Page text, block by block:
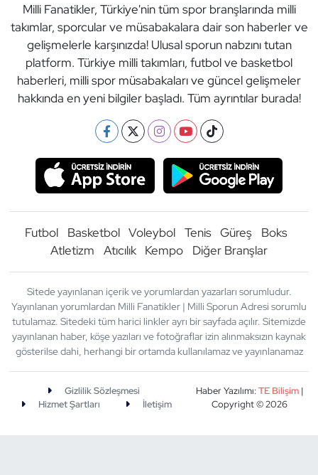
Milli Fanatikler, Türkiye'nin tüm spor branşlarında milli
takımlar, sporcular ve müsabakalara dair son haberler ve
gelişmelerle karşınızda! Ulusal sporun nabzını tutan
platform. Türkiye milli takımları, futbol ve basketbol
haberleri, milli spor müsabakaları ve güncel gelişmeler
hakkında en yeni bilgiler başladı. Tüm ayrıntılar burada!
Futbol Basketbol Voleybol Tenis Güreş
Boks
Atletizm
Atıcılık Kempo Diğer Branşlar
Sitede yayınlanan içerik ve yorumlardan yazarları sorumludur.
Yayınlanan yorumlardan Milli Fanatikler | Milli Sporun Adresi sorumlu
tutulamaz. Sitedeki tüm harici linkler ayrı bir sayfada açılır. Sitemizde
yayınlanan haber, köşe yazıları ve fotoğraflar izin alınmaksızın kaynak
gösterilse dahi, herhangi bir ortamda kullanılamaz ve yayınlanamaz
Gizlilik Sözleşmesi
Hizmet Şartları
İletişim
Haber Yazılımı:TE Bilişim|
Copyright © 2026